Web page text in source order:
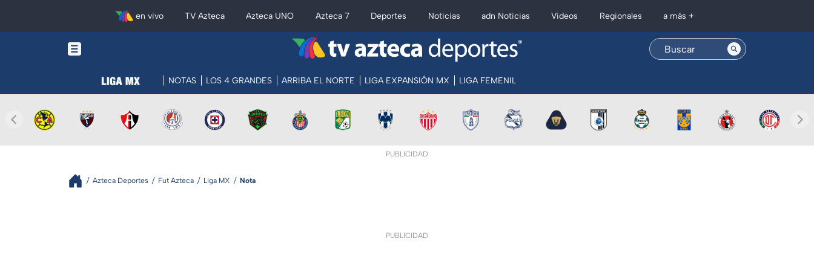
en vivo TV Azteca Azteca UNO Azteca 7 Deportes Noticias adn Noticias Videos Regionales a más +
NOTAS LOS 4 GRANDES ARRIBA EL NORTE LIGA EXPANSIÓN MX LIGA FEMENIL
PUBLICIDAD
Azteca Deportes Fut Azteca Liga MX Nota
PUBLICIDAD